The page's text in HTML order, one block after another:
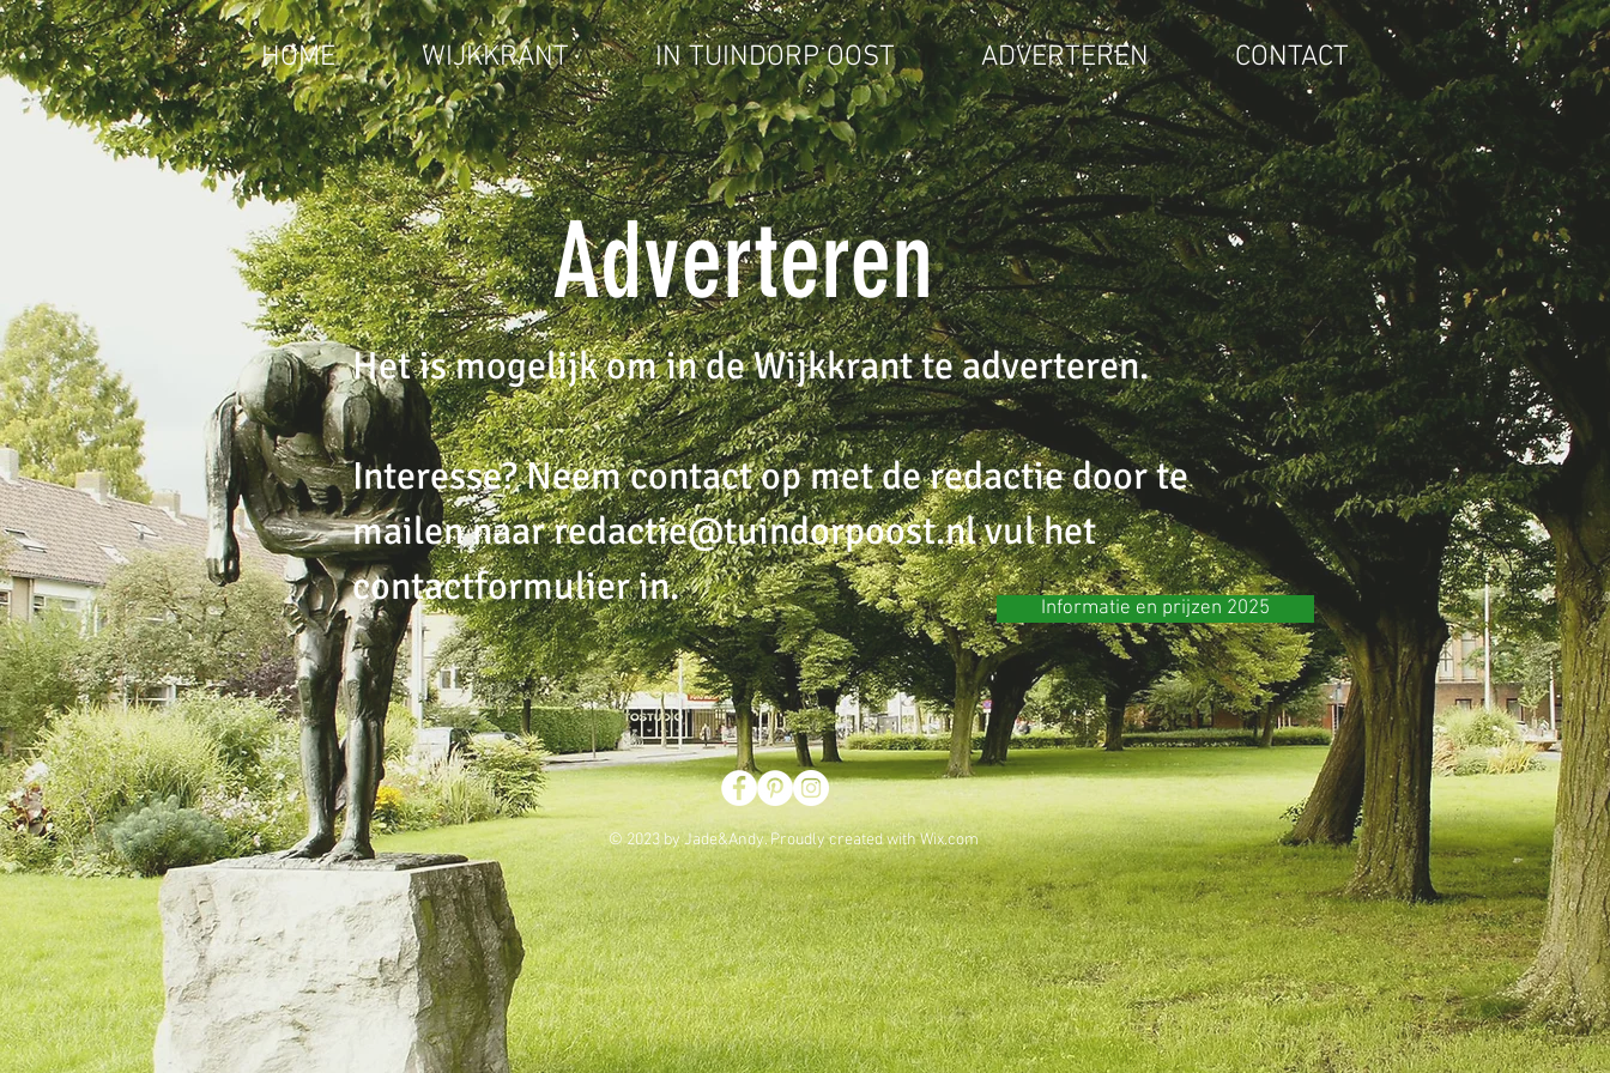
HOME WIJKKRANT IN TUINDORP OOST ADVERTEREN CONTACT
Adverteren
Het is mogelijk om in de Wijkkrant te adverteren.
Interesse? Neem contact op met de redactie door te
mailen naarredactie@tuindorpoost.nlvul het
contactformulier in.
Informatie en prijzen 2025
© 2023 by Jade&Andy. Proudly created withWix.com